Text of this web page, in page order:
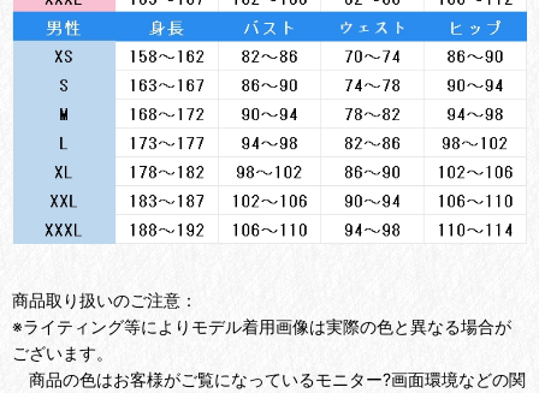
商品取り扱いのご注意：
※ライティング等によりモデル着用画像は実際の色と異なる場合が
ございます。
商品の色はお客様がご覧になっているモニター?画面環境などの関